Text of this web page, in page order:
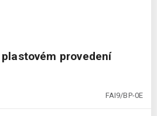
provedení
FAI9/BP-0E